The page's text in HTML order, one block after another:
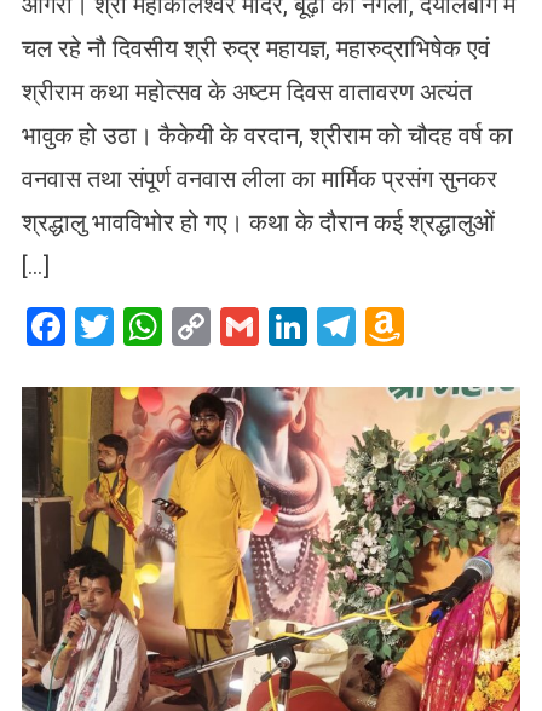
चल रहे नौ दिवसीय श्री रुद्र महायज्ञ, महारुद्राभिषेक एवं
श्रीराम कथा महोत्सव के अष्टम दिवस वातावरण अत्यंत
भावुक हो उठा। कैकेयी के वरदान, श्रीराम को चौदह वर्ष का
वनवास तथा संपूर्ण वनवास लीला का मार्मिक प्रसंग सुनकर
श्रद्धालु भावविभोर हो गए। कथा के दौरान कई श्रद्धालुओं
[…]
Facebook
Twitter
WhatsApp
CopyGmailLinkedIn
Telegram
List